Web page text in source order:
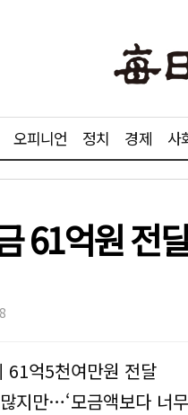
오피니언 정치 경제 사
61억원
61억5천여만원 전달
지만…‘모금액보다 너